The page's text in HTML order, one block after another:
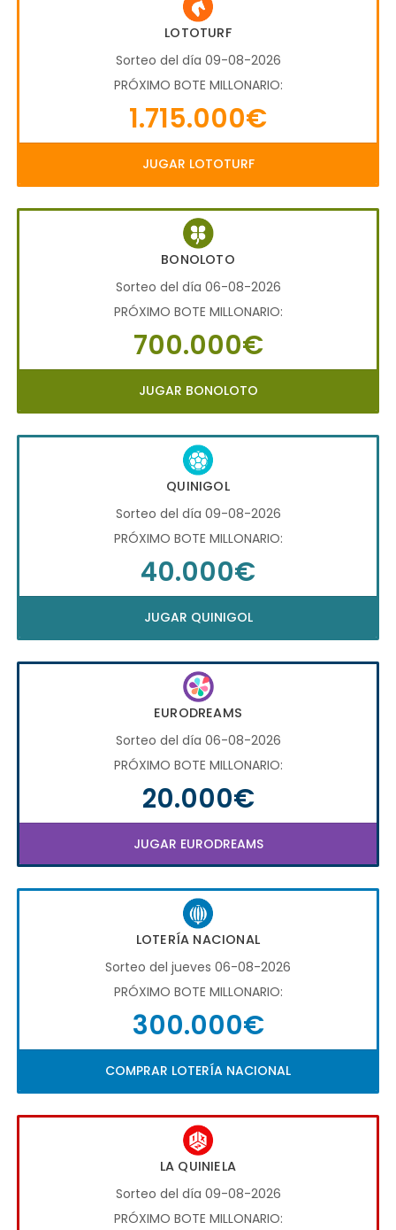
LOTOTURF
Sorteo del día 09-08-2026
PRÓXIMO BOTE MILLONARIO:
1.715.000€
JUGAR LOTOTURF
BONOLOTO
Sorteo del día 06-08-2026
PRÓXIMO BOTE MILLONARIO:
700.000€
JUGAR BONOLOTO
QUINIGOL
Sorteo del día 09-08-2026
PRÓXIMO BOTE MILLONARIO:
40.000€
JUGAR QUINIGOL
EURODREAMS
Sorteo del día 06-08-2026
PRÓXIMO BOTE MILLONARIO:
20.000€
JUGAR EURODREAMS
LOTERÍA NACIONAL
Sorteo del jueves 06-08-2026
PRÓXIMO BOTE MILLONARIO:
300.000€
COMPRAR LOTERÍA NACIONAL
LA QUINIELA
Sorteo del día 09-08-2026
PRÓXIMO BOTE MILLONARIO: